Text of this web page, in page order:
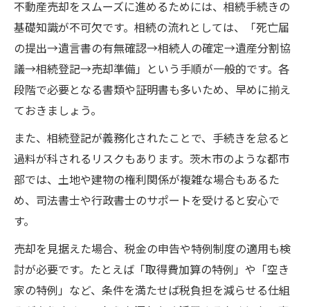
不動産売却をスムーズに進めるためには、相続手続きの
基礎知識が不可欠です。相続の流れとしては、「死亡届
の提出→遺言書の有無確認→相続人の確定→遺産分割協
議→相続登記→売却準備」という手順が一般的です。各
段階で必要となる書類や証明書も多いため、早めに揃え
ておきましょう。
また、相続登記が義務化されたことで、手続きを怠ると
過料が科されるリスクもあります。茨木市のような都市
部では、土地や建物の権利関係が複雑な場合もあるた
め、司法書士や行政書士のサポートを受けると安心で
す。
売却を見据えた場合、税金の申告や特例制度の適用も検
討が必要です。たとえば「取得費加算の特例」や「空き
家の特例」など、条件を満たせば税負担を減らせる仕組